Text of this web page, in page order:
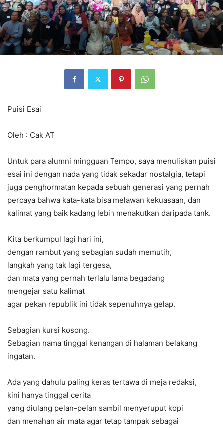
Puisi Esai
Oleh : Cak AT
Untuk para alumni mingguan Tempo, saya menuliskan puisi
esai ini dengan nada yang tidak sekadar nostalgia, tetapi
juga penghormatan kepada sebuah generasi yang pernah
percaya bahwa kata-kata bisa melawan kekuasaan, dan
kalimat yang baik kadang lebih menakutkan daripada tank.
Kita berkumpul lagi hari ini,
dengan rambut yang sebagian sudah memutih,
langkah yang tak lagi tergesa,
dan mata yang pernah terlalu lama begadang
mengejar satu kalimat
agar pekan republik ini tidak sepenuhnya gelap.
Sebagian kursi kosong.
Sebagian nama tinggal kenangan di halaman belakang
ingatan.
Ada yang dahulu paling keras tertawa di meja redaksi,
kini hanya tinggal cerita
yang diulang pelan-pelan sambil menyeruput kopi
dan menahan air mata agar tetap tampak sebagai